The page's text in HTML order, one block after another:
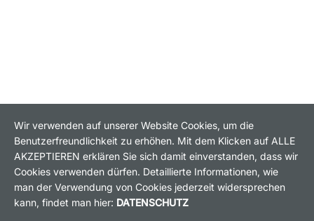
BANKEINSTELLUNGEN
HANDELSZEIT MO-FR: 8-22 UHR
Wir verwenden auf unserer Website Cookies, um die
Benutzerfreundlichkeit zu erhöhen. Mit dem Klicken auf ALLE
AKZEPTIEREN erklären Sie sich damit einverstanden, dass wir
Cookies verwenden dürfen. Detaillierte Informationen, wie
man der Verwendung von Cookies jederzeit widersprechen
kann, findet man hier: DATENSCHUTZ